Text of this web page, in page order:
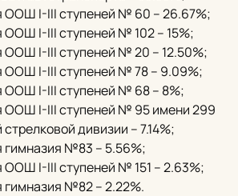
ООШ I-III ступеней № 60 – 26.67%;
ООШ I-III ступеней № 102 – 15%;
ООШ I-III ступеней № 20 – 12.50%;
ООШ I-III ступеней № 78 – 9.09%;
ООШ I-III ступеней № 68 – 8%;
ООШ I-III ступеней № 95 имени 299
дивизии – 7.14%;
гимназия №83 – 5.56%;
ООШ I-III ступеней № 151 – 2.63%;
гимназия №82 – 2.22%.